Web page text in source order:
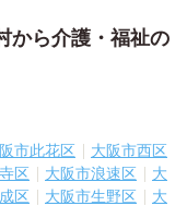
から介護・福祉の
市此花区
大阪市西区
区 大阪市浪速区
大
区 大阪市生野区 大